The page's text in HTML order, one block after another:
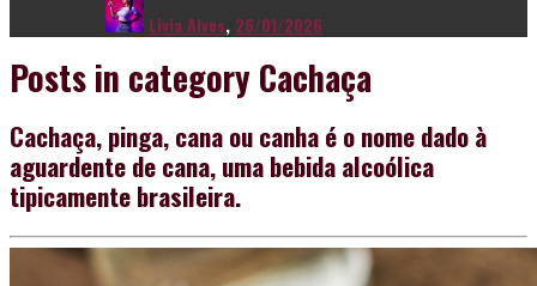
Livia Alves, 26/01/2026
Posts in categoryCachaça
Cachaça, pinga, cana ou canha é o nome dado à
aguardente de cana, uma bebida alcoólica
tipicamente brasileira.